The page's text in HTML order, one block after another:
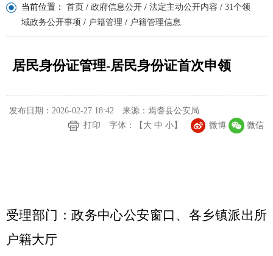
当前位置： 首页 / 政府信息公开 / 法定主动公开内容 / 31个领
域政务公开事项 / 户籍管理 / 户籍管理信息
居民身份证管理-居民身份证首次申领
发布日期：2026-02-27 18:42
来源：焉耆县公安局
打印
字体：【 大 中 小】 微博 微信
受理部门：政务中心公安窗口、各乡镇派出所
户籍大厅